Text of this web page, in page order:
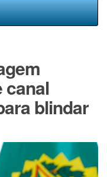
canal
blindar